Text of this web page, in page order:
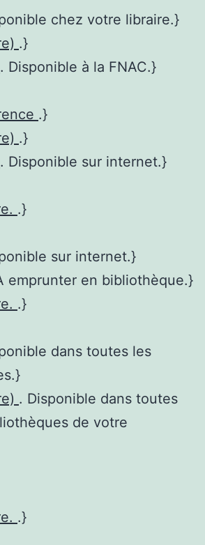
chez votre libraire.}
.}
. Disponible à la FNAC.}
.}
.}
. Disponible sur internet.}
.}
sur internet.}
emprunter en bibliothèque.}
.}
dans toutes les
. Disponible dans toutes
de votre
.}